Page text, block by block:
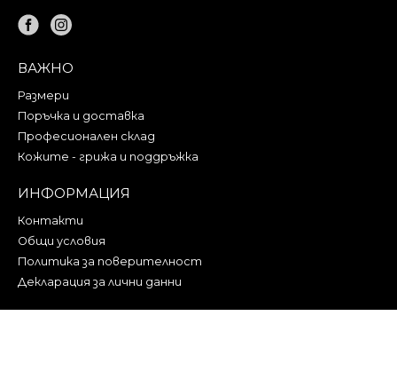
ВАЖНО
Размери
Поръчка и доставка
Професионален склад
Кожите - грижа и поддръжка
ИНФОРМАЦИЯ
Контакти
Общи условия
Политика за поверителност
Декларация за лични данни